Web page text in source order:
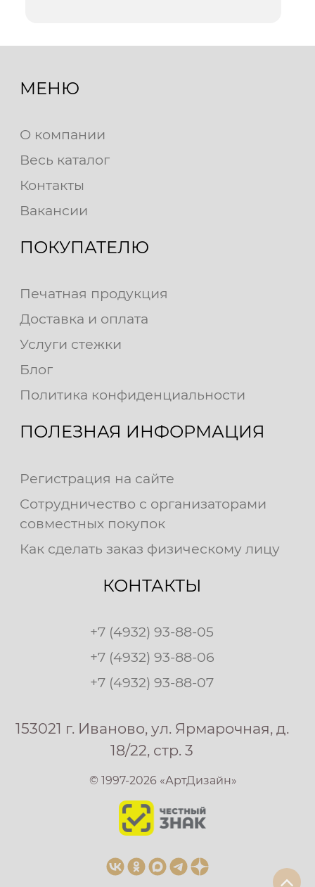
МЕНЮ
О компании
Весь каталог
Контакты
Вакансии
ПОКУПАТЕЛЮ
Печатная продукция
Доставка и оплата
Услуги стежки
Блог
Политика конфиденциальности
ПОЛЕЗНАЯ ИНФОРМАЦИЯ
Регистрация на сайте
Сотрудничество с организаторами
совместных покупок
Как сделать заказ физическому лицу
КОНТАКТЫ
+7 (4932) 93-88-05
+7 (4932) 93-88-06
+7 (4932) 93-88-07
153021 г. Иваново, ул. Ярмарочная, д.
18/22, стр. 3
© 1997-2026 «АртДизайн»